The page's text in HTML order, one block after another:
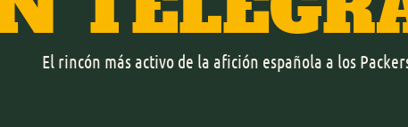
El rincón más activo de la afición española a los